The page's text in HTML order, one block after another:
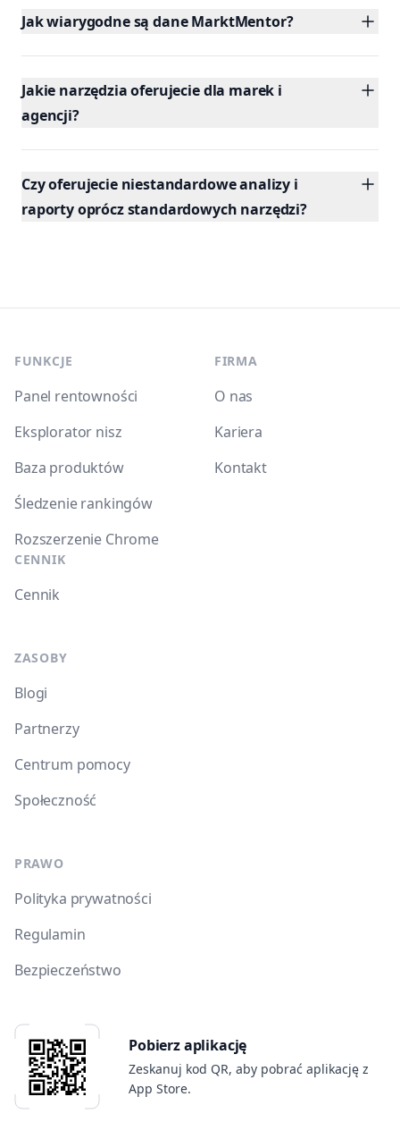
Jak wiarygodne są dane MarktMentor?
Jakie narzędzia oferujecie dla marek i
agencji?
Czy oferujecie niestandardowe analizy i
raporty oprócz standardowych narzędzi?
FUNKCJE
Panel rentowności
Eksplorator nisz
Baza produktów
Śledzenie rankingów
Rozszerzenie Chrome
CENNIK
Cennik
ZASOBY
Blogi
Partnerzy
Centrum pomocy
Społeczność
PRAWO
Polityka prywatności
Regulamin
Bezpieczeństwo
FIRMA
O nas
Kariera
Kontakt
Pobierz aplikację
Zeskanuj kod QR, aby pobrać aplikację z
App Store.